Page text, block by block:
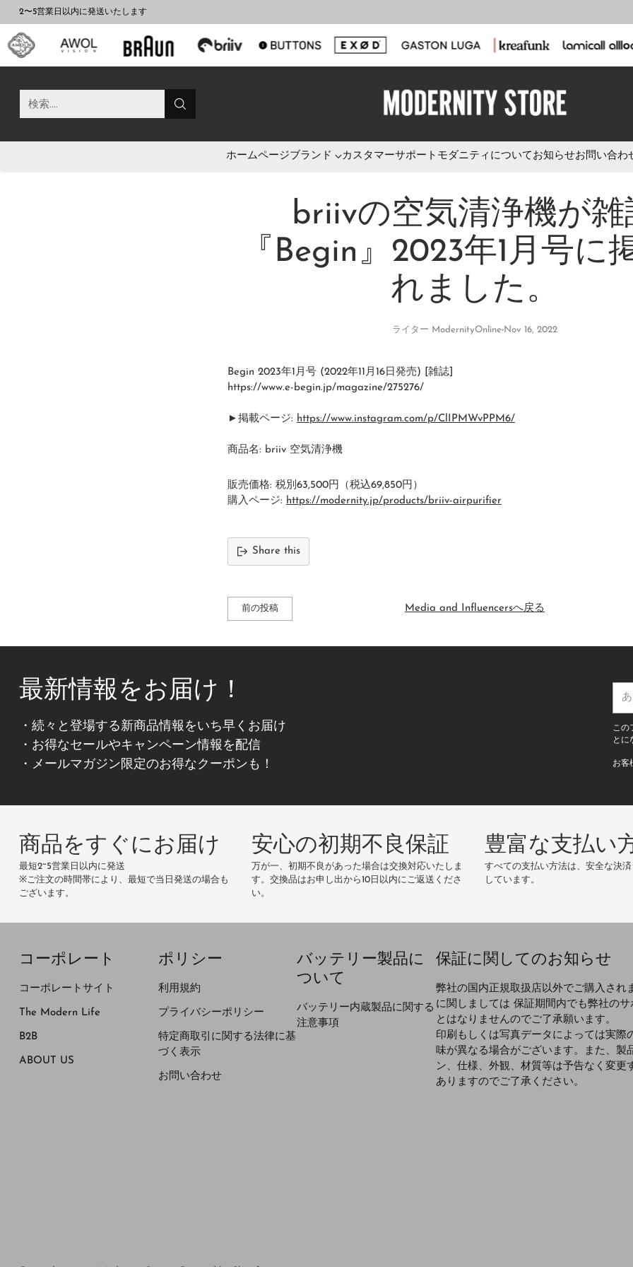
検索....
ホームページブランド カスタマーサポート モダニティについて お知らせお問い合わ
2〜5営業日以内に発送いたします
briivの空気清浄機が雑
『Begin』2023年1月号に
れました。
ライター ModernityOnline Nov 16, 2022
Begin 2023年1月号 (2022年11月16日発売) [雑誌]
https://www.e-begin.jp/magazine/275276/
►掲載ページ: https://www.instagram.com/p/ClIPMWvPPM6/
商品名: briiv 空気清浄機
販売価格: 税別63,500円（税込69,850円）
購入ページ: https://modernity.jp/products/briiv-airpurifier
Share this
前の投稿 Media and Influencersへ戻る
最新情報をお届け！
・続々と登場する新商品情報をいち早くお届け
・お得なセールやキャンペーン情報を配信
・メールマガジン限定のお得なクーポンも！
な
の
メ
レ
ス
この
とに
お客
商品をすぐにお届け
最短2~5営業日以内に発送
※ご注文の時間帯により、最短で当日発送の場合も
ございます。
安心の初期不良保証
万が一、初期不良があった場合は交換対応いたしま
す。交換品はお申し出から10日以内にご返送くださ
い。
豊富な支払い
すべての支払い方法は、安全な決
しています。
コーポレート
コーポレートサイト
The Modern Life
B2B
ABOUT US
ポリシー
利用規約
プライバシーポリシー
特定商取引に関する法律に基
づく表示
お問い合わせ
バッテリー製品に
ついて
バッテリー内蔵製品に関する
注意事項
保証に関してのお知らせ
弊社の国内正規取扱店以外でご購入され
に関しましては 保証期間内でも弊社の
とはなりませんのでご了承願います。
印刷もしくは写真データによっては実際
味が異なる場合がございます。また、製
ン、仕様、外観、材質等は予告なく変更
ありますのでご了承ください。